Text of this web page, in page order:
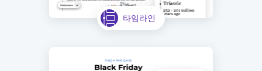
타임라인